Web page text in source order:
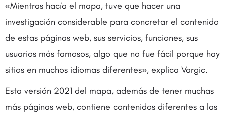
«Mientras hacía el mapa, tuve que hacer una
investigación considerable para concretar el contenido
de estas páginas web, sus servicios, funciones, sus
usuarios más famosos, algo que no fue fácil porque hay
sitios en muchos idiomas diferentes», explica Vargic.
Esta versión 2021 del mapa, además de tener muchas
más páginas web, contiene contenidos diferentes a las